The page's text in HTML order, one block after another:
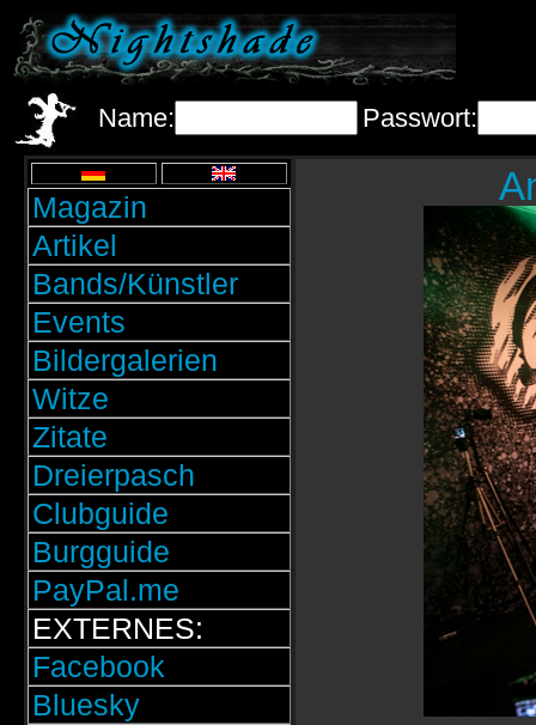
Name: Passwort:
Magazin
Artikel
Bands/Künstler
Events
Bildergalerien
Witze
Zitate
Dreierpasch
Clubguide
Burgguide
PayPal.me
EXTERNES:
Facebook
Bluesky